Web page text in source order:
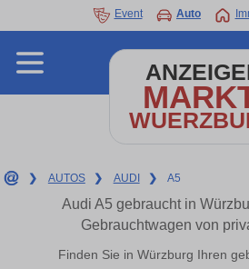
Event Auto
❯ AUTOS ❯ AUDI ❯ A5
Audi A5 gebraucht in
Gebrauchtwagen von
Finden Sie in Würzburg Ihren